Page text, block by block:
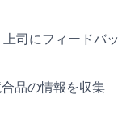
司にフィードバッ
品の情報を収集